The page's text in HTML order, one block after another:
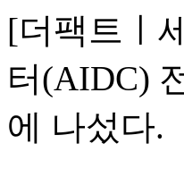
[더팩트ㅣ
터(AIDC)
에 나섰다.